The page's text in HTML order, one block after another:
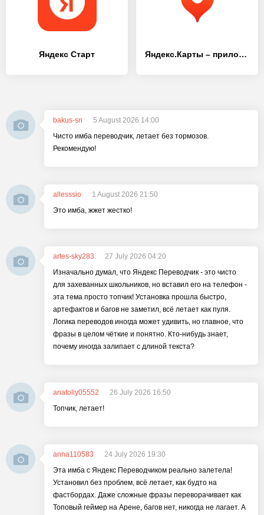
Яндекс Старт Яндекс.Карты – приложение к городу
bakus-sn
5 August 2026 14:00
Чисто имба переводчик, летает без тормозов.
Рекомендую!
allesssio
1 August 2026 21:50
Это имба, жжет жестко!
artes-sky283
27 July 2026 04:20
Изначально думал, что Яндекс Переводчик - это чисто
для захеванных школьников, но вставил его на телефон -
эта тема просто топчик! Установка прошла быстро,
артефактов и багов не заметил, всё летает как пуля.
Логика переводов иногда может удивить, но главное, что
фразы в целом чёткие и понятно. Кто-нибудь знает,
почему иногда залипает с длиной текста?
anatoliy05552
26 July 2026 16:50
Топчик, летает!
anna110583
24 July 2026 19:30
Эта имба с Яндекс Переводчиком реально залетела!
Установил без проблем, всё летает, как будто на
фастбордах. Даже сложные фразы переворачивает как
Топовый геймер на Арене, багов нет, никогда не лагает. А